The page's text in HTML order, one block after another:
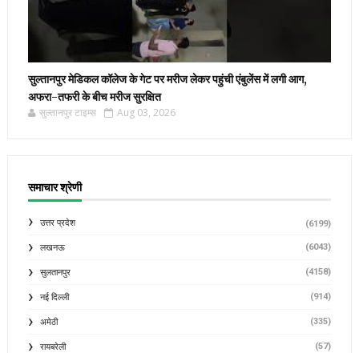
सुल्तानपुर मेडिकल कॉलेज के गेट पर मरीज लेकर पहुंची एंबुलेंस में लगी आग,
अफरा-तफरी के बीच मरीज सुरक्षित
सुल्तानपुर टाइम्स Aug 03, 2026
समाचार श्रेणी
उत्तर प्रदेश (6199)
लखनऊ (6043)
सुलतानपुर (4158)
नई दिल्ली (914)
अमेठी (335)
रायबरेली (57)